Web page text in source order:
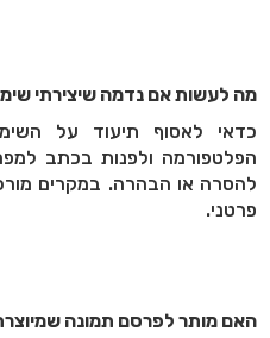
מה לעשות אם נדמה שיצירתי
כדאי לאסוף תיעוד על
הפלטפורמה ולפנות בכתב
להסרה או הבהרה. במקרים
פרטני.
האם מותר לפרסם תמונה שמיוצרת